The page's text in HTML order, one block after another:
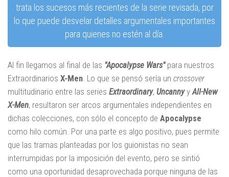
trata los sucesos más recientes de la serie revisada, por
lo que puede desvelar detalles argumentales importantes
para quienes no estén al día.
Al fin llegamos al final de las "Apocalypse Wars"para nuestros
Extraordinarios X-Men . Lo que se pensó sería un crossover
multitudinario entre las series Extraordinary, Uncanny y All-New
X-Men, resultaron ser arcos argumentales independientes en
dichas colecciones, con sólo el concepto de Apocalypse
como hilo común. Por una parte es algo positivo, pues permite
que las tramas planteadas por los guionistas no sean
interrumpidas por la imposición del evento, pero se sintió
como una oportunidad desaprovechada porque ninguna de las